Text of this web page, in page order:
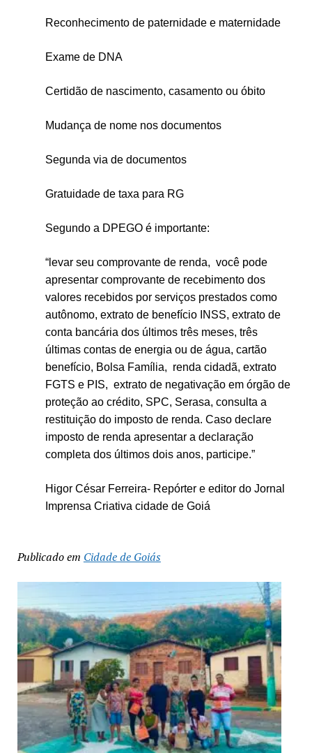
Reconhecimento de paternidade e maternidade
Exame de DNA
Certidão de nascimento, casamento ou óbito
Mudança de nome nos documentos
Segunda via de documentos
Gratuidade de taxa para RG
Segundo a DPEGO é importante:
“levar seu comprovante de renda, você pode
apresentar comprovante de recebimento dos
valores recebidos por serviços prestados como
autônomo, extrato de benefício INSS, extrato de
conta bancária dos últimos três meses, três
últimas contas de energia ou de água, cartão
benefício, Bolsa Família, renda cidadã, extrato
FGTS e PIS, extrato de negativação em órgão de
proteção ao crédito, SPC, Serasa, consulta a
restituição do imposto de renda. Caso declare
imposto de renda apresentar a declaração
completa dos últimos dois anos, participe.”
Higor César Ferreira- Repórter e editor do Jornal
Imprensa Criativa cidade de Goiá
Publicado em Cidade de Goiás